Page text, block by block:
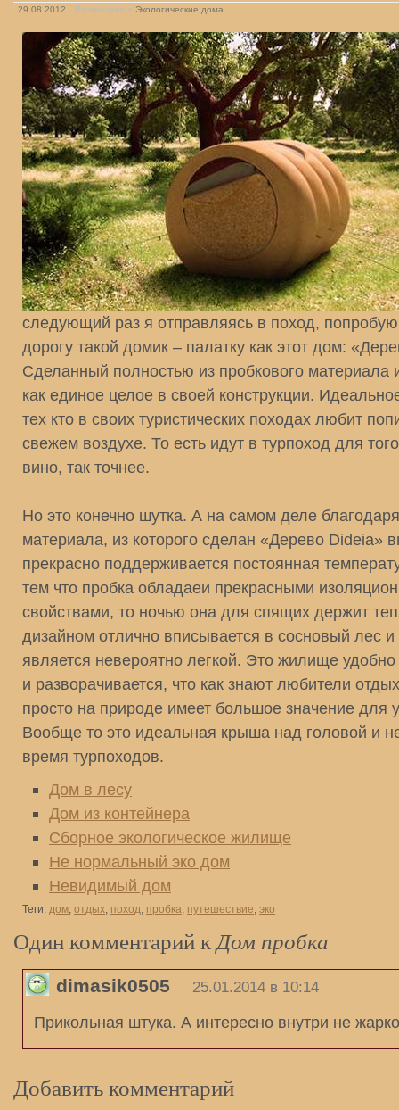
29.08.2012 Размещено в Экологические дома
следующий раз я отправляясь в поход, попробую
дорогу такой домик – палатку как этот дом:
Сделанный полностью из пробкового материала
как единое целое в своей конструкции.
тех кто в своих туристических походах любит
свежем воздухе. То есть идут в турпоход для
вино, так точнее.
Но это конечно шутка. А на самом деле
материала, из которого сделан «Дерево Dideia»
прекрасно поддерживается постоянная
тем что пробка обладаеи прекрасными
свойствами, то ночью она для спящих держит
дизайном отлично вписывается в сосновый лес и
является невероятно легкой. Это жилище удобно
и разворачивается, что как знают любители
просто на природе имеет большое значение для
Вообще то это идеальная крыша над головой и
время турпоходов.
Дом в лесу
Дом из контейнера
Сборное экологическое жилище
Не нормальный эко дом
Невидимый дом
Теги: дом, отдых, поход, пробка, путешествие, эко
Один комментарий кДом пробка
dimasik0505 25.01.2014 в 10:14
Прикольная штука. А интересно внутри не
Добавить комментарий